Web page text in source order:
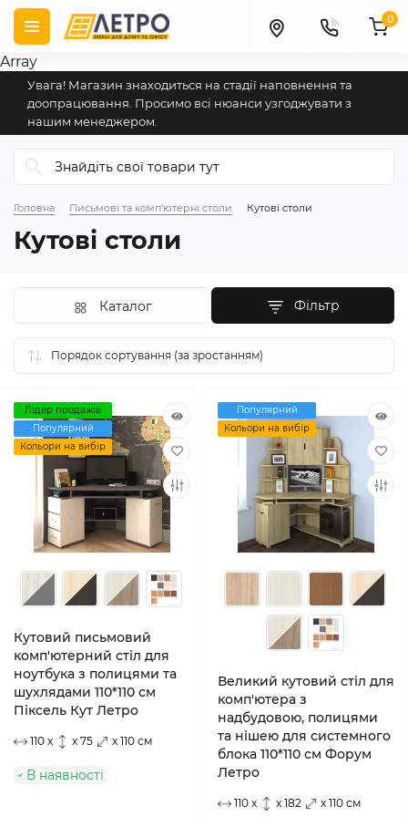
Array
Увага! Магазин знаходиться на стадії наповнення та
доопрацювання. Просимо всі нюанси узгоджувати з
нашим менеджером.
0
Головна Письмові та комп'ютерні столи Кутові столи
Кутові столи
Фільтр
Каталог
Лідер продажів
Популярний
Кольори на вибір
Кутовий письмовий
комп'ютерний стіл для
ноутбука з полицями та
шухлядами 110*110 см
Піксель Кут Летро
110 x x 75 x 110 см
В наявності
Популярний
Кольори на вибір
Великий кутовий стіл для
комп'ютера з
надбудовою, полицями
та нішею для системного
блока 110*110 см Форум
Летро
110 x x 182 x 110 см